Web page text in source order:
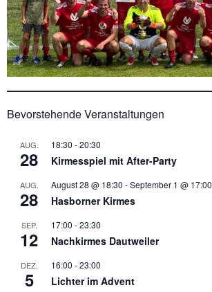
Bevorstehende Veranstaltungen
AUG.
28
18:30 -20:30
Kirmesspiel mit After-Party
AUG.
28
August 28 @ 18:30 -September 1 @ 17:00
Hasborner Kirmes
SEP.
12
17:00 -23:30
Nachkirmes Dautweiler
DEZ.
5
16:00 -23:00
Lichter im Advent